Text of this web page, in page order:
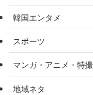
韓国エンタメ
スポーツ
マンガ・アニメ・特撮
地域ネタ